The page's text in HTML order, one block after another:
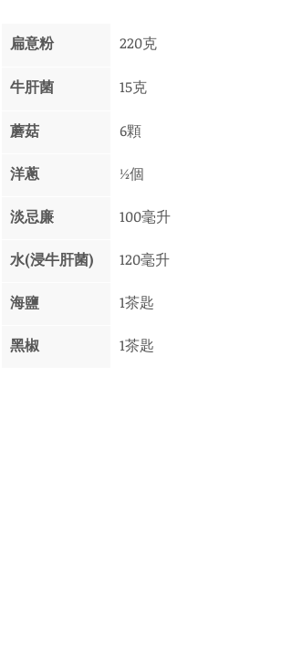
扁意粉 220克
牛肝菌 15克
蘑菇 6顆
洋蔥 ½個
淡忌廉 100毫升
水(浸牛肝菌) 120毫升
​海鹽 1茶匙
黑椒 1茶匙